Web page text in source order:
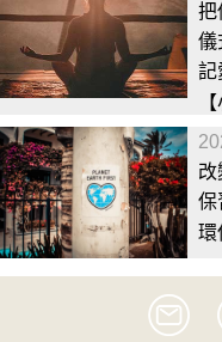
把
儀
記
改
保
環